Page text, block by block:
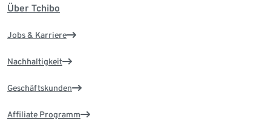
Über Tchibo
Jobs & Karriere
Nachhaltigkeit
Geschäftskunden
Affiliate Programm